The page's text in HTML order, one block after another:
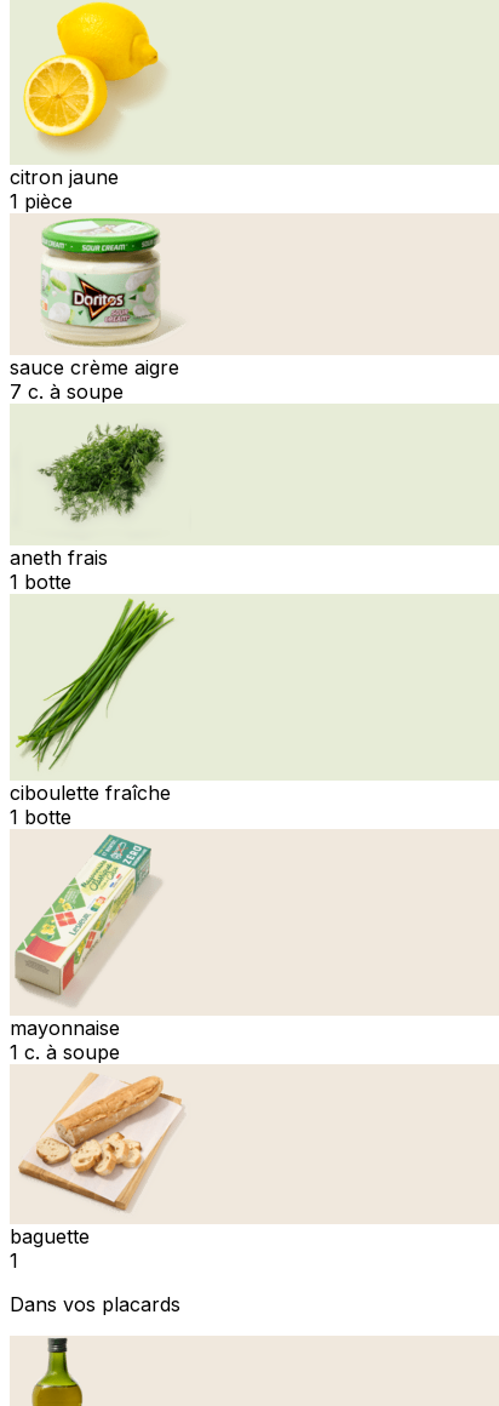
citron jaune
1 pièce
sauce crème aigre
7 c. à soupe
aneth frais
1 botte
ciboulette fraîche
1 botte
mayonnaise
1 c. à soupe
baguette
1
Dans vos placards